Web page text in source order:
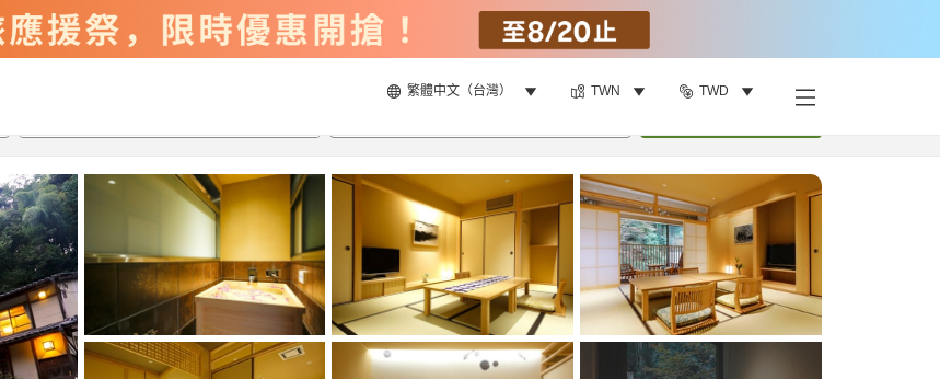
繁體中文（台灣） TWN TWD